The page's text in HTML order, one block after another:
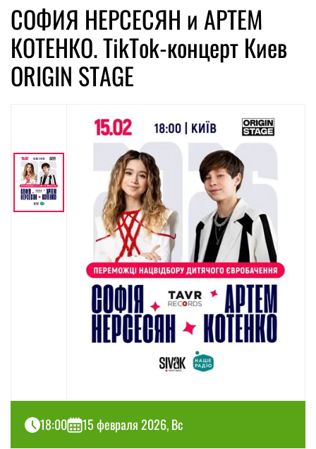
СОФИЯ НЕРСЕСЯН и АРТЕМ
КОТЕНКО. TikTok-концерт Киев
ORIGIN STAGE
18:00 15 февраля 2026, Вс